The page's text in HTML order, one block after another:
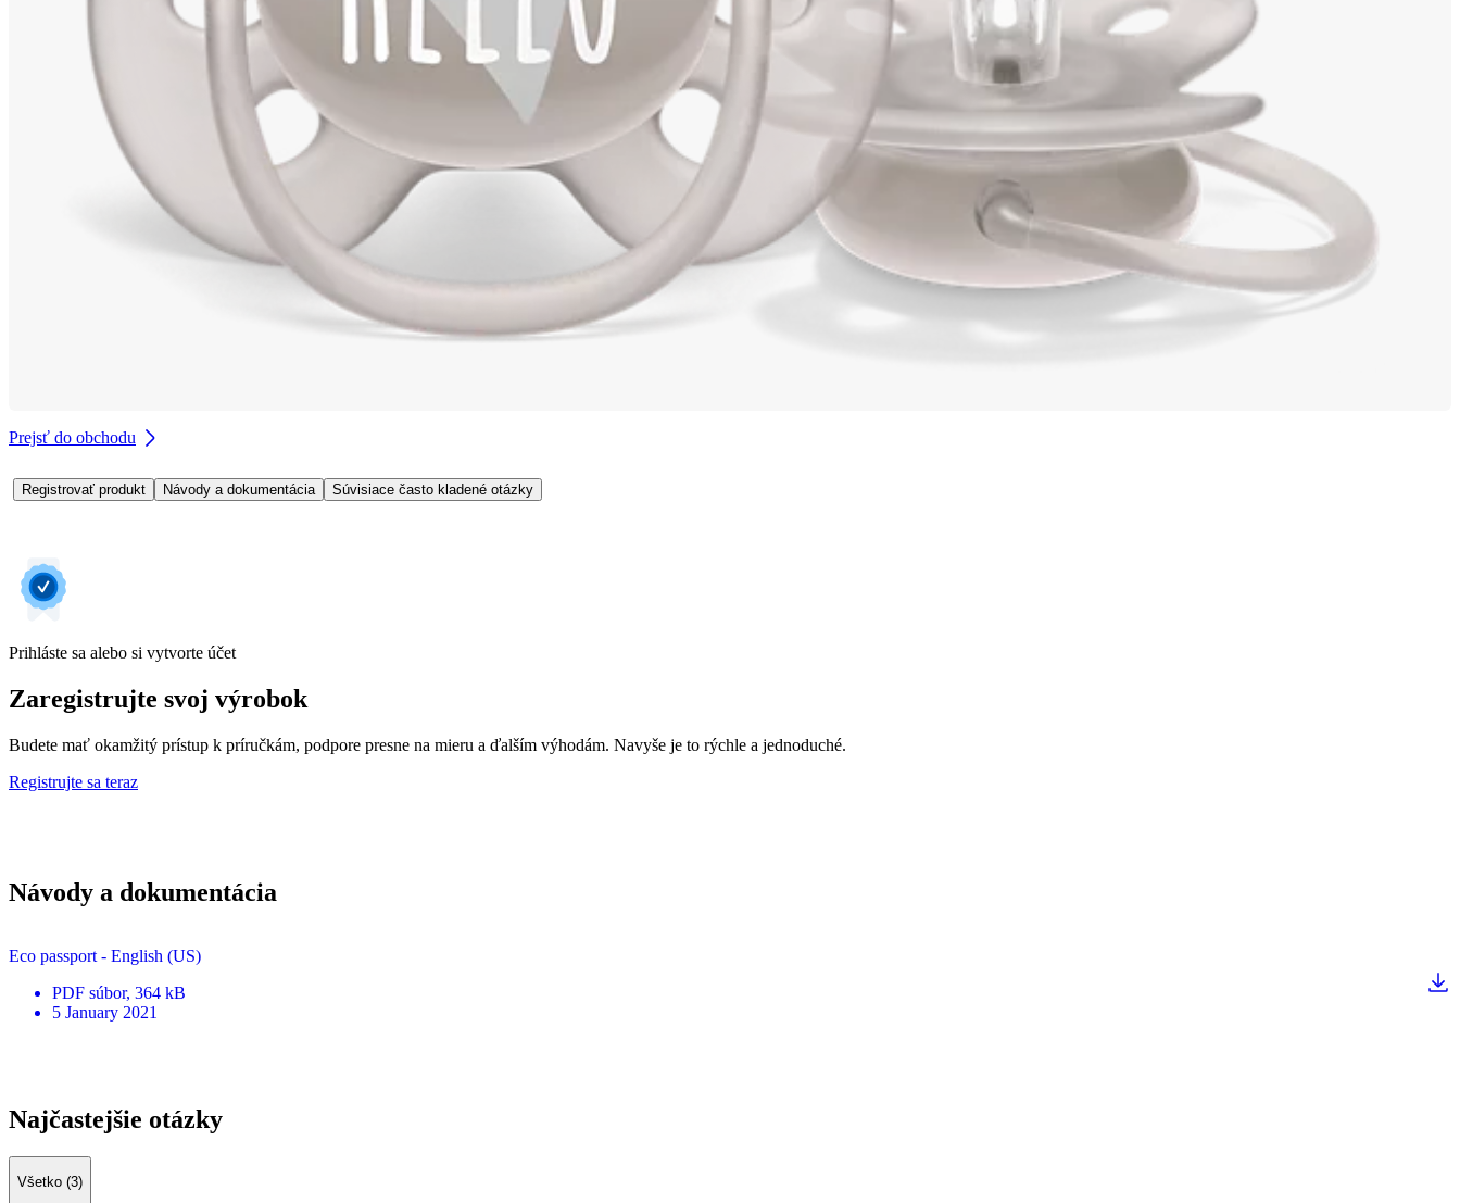
Prejsť do obchodu
Registrovať produkt Návody a dokumentácia Súvisiace často kladené otázky
Prihláste sa alebo si vytvorte účet
Zaregistrujte svoj výrobok
Budete mať okamžitý prístup k príručkám, podpore presne na mieru a ďalším výhodám. Navyše je to rýchle a jednoduché.
Registrujte sa teraz
Návody a dokumentácia
Eco passport - English (US)
PDF súbor, 364 kB
5 January 2021
Najčastejšie otázky
Všetko (3)